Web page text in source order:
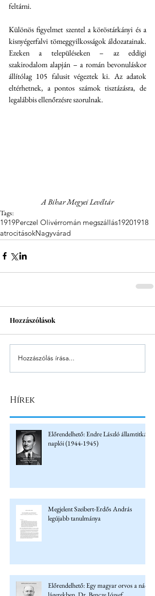
feltárni.
Különös figyelmet szentel a köröstárkányi és a
kisnyégerfalvi tömeggyilkosságok áldozatainak.
Ezeken a településeken – az eddigi
szakirodalom alapján – a román bevonuláskor
állítólag 105 falusit végeztek ki. Az adatok
eltérhetnek, a pontos számok tisztázásra, de
legalábbis ellenőrzésre szorulnak.
A Bihar Megyei Levéltár
Tags:
1919Perczel Olivérromán megszállás19201918
atrocitásokNagyvárad
Hozzászólások
Hozzászólás írása...
Hírek
Előrendelhető: Endre László államtitkár
naplói (1944-1945)
Megjelent Szeibert-Erdős András
legújabb tanulmánya
Előrendelhető: Egy magyar orvos a náci